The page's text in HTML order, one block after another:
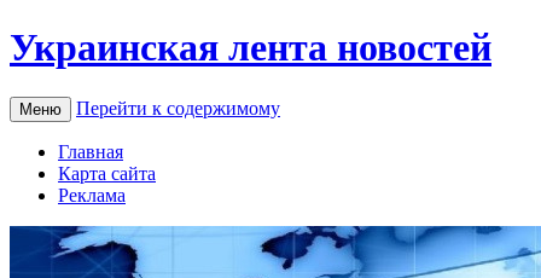
Украинская лента новостей
Меню Перейти к содержимому
Главная
Карта сайта
Реклама